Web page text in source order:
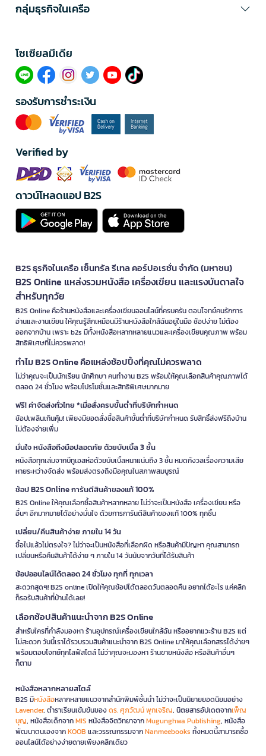
กลุ่มธุรกิจในเครือ
โซเซียลมีเดีย​
รองรับการชำระเงิน
Verified by
ดาวน์โหลดแอป B2S
B2S ธุรกิจในเครือ เซ็นทรัล รีเทล คอร์ปอเรชั่น จำกัด (มหาชน)
B2S Online แหล่งรวมหนังสือ เครื่องเขียน และแรงบันดาลใจ
สำหรับทุกวัย
B2S Online คือร้านหนังสือและเครื่องเขียนออนไลน์ที่ครบครัน ตอบโจทย์คนรักการ
อ่านและงานเขียน ให้คุณรู้สึกเหมือนมีร้านหนังสือใกล้ฉันอยู่ในมือ ช้อปง่าย ไม่ต้อง
ออกจากบ้าน เพราะ b2s มีทั้งหนังสือหลากหลายแนวและเครื่องเขียนคุณภาพ พร้อม
สิทธิพิเศษที่ไม่ควรพลาด!
ทำไม B2S Online คือแหล่งช้อปปิ้งที่คุณไม่ควรพลาด
ไม่ว่าคุณจะเป็นนักเรียน นักศึกษา คนทำงาน B2S พร้อมให้คุณเลือกสินค้าคุณภาพได้
ตลอด 24 ชั่วโมง พร้อมโปรโมชั่นและสิทธิพิเศษมากมาย
ฟรี! ค่าจัดส่งทั่วไทย *เมื่อสั่งครบขั้นต่ำที่บริษัทกำหนด
ช้อปเพลินเกินคุ้ม! เพียงมียอดสั่งซื้อสินค้าขั้นต่ำที่บริษัทกำหนด รับสิทธิ์ส่งฟรีถึงบ้าน
ไม่ต้องจ่ายเพิ่ม
มั่นใจ หนังสือถึงมือปลอดภัย ด้วยบับเบิ้ล 3 ชั้น
หนังสือทุกเล่มจากบีทูเอสห่อด้วยบับเบิ้ลหนาแน่นถึง 3 ชั้น หมดกังวลเรื่องความเสีย
หายระหว่างจัดส่ง พร้อมส่งตรงถึงมือคุณในสภาพสมบูรณ์
ช้อป B2S Online การันตีสินค้าของแท้ 100%
B2S Online ให้คุณเลือกซื้อสินค้าหลากหลาย ไม่ว่าจะเป็นหนังสือ เครื่องเขียน หรือ
อื่นๆ อีกมากมายได้อย่างมั่นใจ ด้วยการการันตีสินค้าของแท้ 100% ทุกชิ้น
เปลี่ยน/คืนสินค้าง่าย ภายใน 14 วัน
ซื้อไปแล้วไม่ตรงใจ? ไม่ว่าจะเป็นหนังสือที่เลือกผิด หรือสินค้ามีปัญหา คุณสามารถ
เปลี่ยนหรือคืนสินค้าได้ง่าย ๆ ภายใน 14 วันนับจากวันที่ได้รับสินค้า
ช้อปออนไลน์ได้ตลอด 24 ชั่วโมง ทุกที่ ทุกเวลา
สะดวกสุดๆ! B2S online เปิดให้คุณช้อปได้ตลอดวันตลอดคืน อยากได้อะไร แค่คลิก
ก็รอรับสินค้าที่บ้านได้เลย!
เลือกช้อปสินค้าแนะนำจาก B2S Online
สำหรับใครที่กำลังมองหา ร้านอุปกรณ์เครื่องเขียนใกล้ฉัน หรืออยากแวะร้าน B2S แต่
ไม่สะดวก วันนี้เราได้รวบรวมสินค้าแนะนำจาก B2S Online มาให้คุณเลือกสรรได้ง่ายๆ
พร้อมตอบโจทย์ทุกไลฟ์สไตล์ ไม่ว่าคุณจะมองหา ร้านขายหนังสือ หรือสินค้าอื่นๆ
ก็ตาม
หนังสือหลากหลายสไตล์
B2S มีหนังสือหลากหลายแนวจากสำนักพิมพ์ชั้นนำ ไม่ว่าจะเป็นนิยายยอดนิยมอย่าง
Lavender, ตำราเรียนเข้มข้นของดร. ศุภวัฒน์ พุกเจริญ, นิตยสารอัปเดตจากเพ็ญ
บุญ, หนังสือเด็กจากMIS หนังสือจิตวิทยาจากMugunghwa Publishing, หนังสือ
พัฒนาตนเองจากKOOB และวรรณกรรมจากNanmeebooks ทั้งหมดนี้สามารถซื้อ
ออนไลน์ได้อย่างง่ายดายเพียงคลิกเดียว